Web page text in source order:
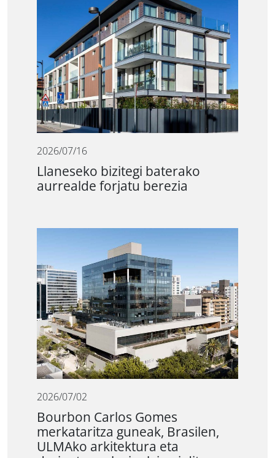
2026/07/16
Llaneseko bizitegi baterako
aurrealde forjatu berezia
2026/07/02
Bourbon Carlos Gomes
merkataritza guneak, Brasilen,
ULMAko arkitektura eta